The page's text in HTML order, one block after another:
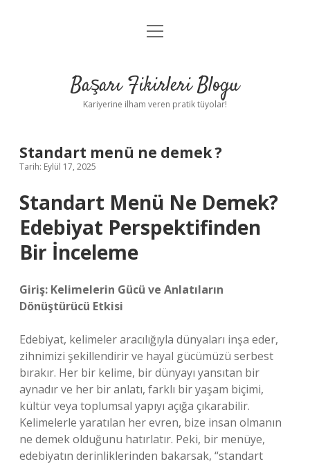
Anasayfa
Yasal Uyarı
menüyü
Başarı Fikirleri Blogu
Kariyerine ilham veren pratik tüyolar!
Standart menü ne demek ?
Tarih: Eylül 17, 2025
Standart Menü Ne Demek?
Edebiyat Perspektifinden
Bir İnceleme
Giriş: Kelimelerin Gücü ve Anlatıların
Dönüştürücü Etkisi
Edebiyat, kelimeler aracılığıyla dünyaları inşa eder,
zihnimizi şekillendirir ve hayal gücümüzü serbest
bırakır. Her bir kelime, bir dünyayı yansıtan bir
aynadır ve her bir anlatı, farklı bir yaşam biçimi,
kültür veya toplumsal yapıyı açığa çıkarabilir.
Kelimelerle yaratılan her evren, bize insan olmanın
ne demek olduğunu hatırlatır. Peki, bir menüye,
edebiyatın derinliklerinden bakarsak, “standart